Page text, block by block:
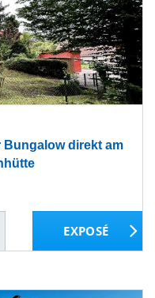
direkt am